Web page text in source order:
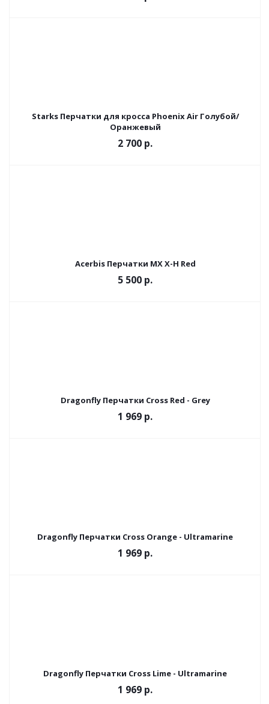
Starks Перчатки для кросса Phoenix Air Голубой/
Оранжевый
2 700 р.
Acerbis Перчатки MX X-H Red
5 500 р.
Dragonfly Перчатки Cross Red - Grey
1 969 р.
Dragonfly Перчатки Cross Orange - Ultramarine
1 969 р.
Dragonfly Перчатки Cross Lime - Ultramarine
1 969 р.